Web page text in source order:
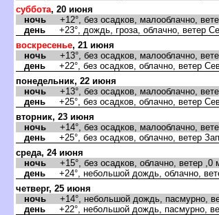
суббота, 20 июня
ночь +12°, без осадков, малооблачно,
день +23°, дождь, гроза, облачно, ветер
оскресенье, 21 июня
ночь +13°, без осадков, малооблачно,
день +22°, без осадков, облачно, ветер
понедельник, 22 июня
ночь +13°, без осадков, малооблачно,
день +25°, без осадков, облачно, ветер
торник, 23 июня
ночь +14°, без осадков, малооблачно,
день +25°, без осадков, облачно, ветер
среда, 24 июня
ночь +15°, без осадков, облачно, ветер ,0
день +24°, небольшой дождь, облачно,
четверг, 25 июня
ночь +14°, небольшой дождь, пасмурно,
день +22°, небольшой дождь, пасмурно,